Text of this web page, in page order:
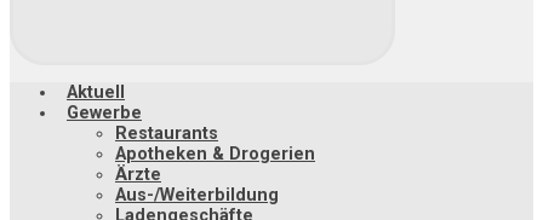
Aktuell
Gewerbe
Restaurants
Apotheken & Drogerien
Ärzte
Aus-/Weiterbildung